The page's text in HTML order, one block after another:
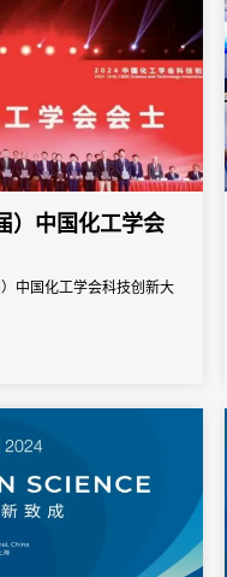
）中国化工学会
中国化工学会科技创新大
大会以“提升产业创新能
焦于推动化工领域的原始